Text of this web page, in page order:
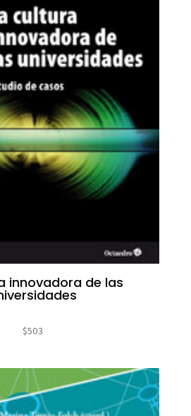
innovadora de las
$503